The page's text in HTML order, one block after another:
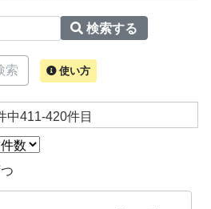
検索する
索 使い方
中411-420件目